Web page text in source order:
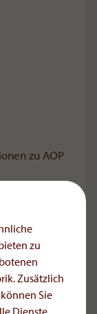
zu AOP
de
zu
Zusätzlich
Sie
Dienste